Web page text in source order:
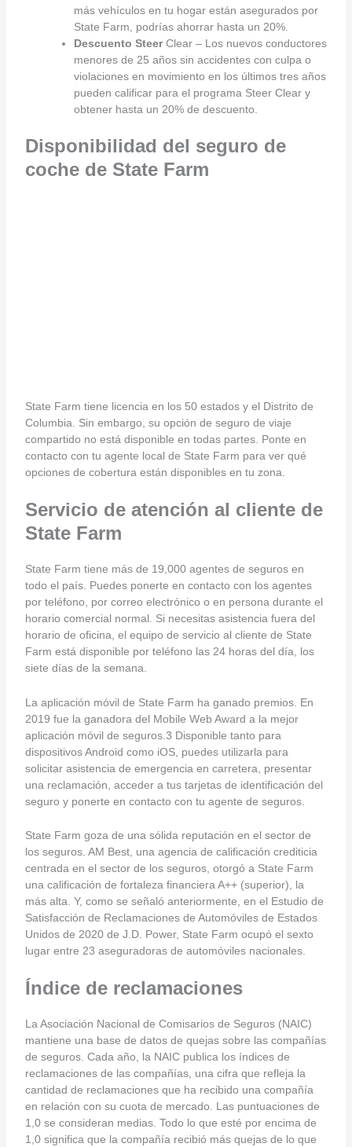
más vehículos en tu hogar están asegurados por
State Farm, podrías ahorrar hasta un 20%.
Descuento SteerClear – Los nuevos conductores
menores de 25 años sin accidentes con culpa o
violaciones en movimiento en los últimos tres años
pueden calificar para el programa Steer Clear y
obtener hasta un 20% de descuento.
Disponibilidad del seguro de
coche de State Farm
State Farm tiene licencia en los 50 estados y el Distrito de
Columbia. Sin embargo, su opción de seguro de viaje
compartido no está disponible en todas partes. Ponte en
contacto con tu agente local de State Farm para ver qué
opciones de cobertura están disponibles en tu zona.
Servicio de atención al cliente de
State Farm
State Farm tiene más de 19,000 agentes de seguros en
todo el país. Puedes ponerte en contacto con los agentes
por teléfono, por correo electrónico o en persona durante el
horario comercial normal. Si necesitas asistencia fuera del
horario de oficina, el equipo de servicio al cliente de State
Farm está disponible por teléfono las 24 horas del día, los
siete días de la semana.
La aplicación móvil de State Farm ha ganado premios. En
2019 fue la ganadora del Mobile Web Award a la mejor
aplicación móvil de seguros.3 Disponible tanto para
dispositivos Android como iOS, puedes utilizarla para
solicitar asistencia de emergencia en carretera, presentar
una reclamación, acceder a tus tarjetas de identificación del
seguro y ponerte en contacto con tu agente de seguros.
State Farm goza de una sólida reputación en el sector de
los seguros. AM Best, una agencia de calificación crediticia
centrada en el sector de los seguros, otorgó a State Farm
una calificación de fortaleza financiera A++ (superior), la
más alta. Y, como se señaló anteriormente, en el Estudio de
Satisfacción de Reclamaciones de Automóviles de Estados
Unidos de 2020 de J.D. Power, State Farm ocupó el sexto
lugar entre 23 aseguradoras de automóviles nacionales.
Índice de reclamaciones
La Asociación Nacional de Comisarios de Seguros (NAIC)
mantiene una base de datos de quejas sobre las compañías
de seguros. Cada año, la NAIC publica los índices de
reclamaciones de las compañías, una cifra que refleja la
cantidad de reclamaciones que ha recibido una compañía
en relación con su cuota de mercado. Las puntuaciones de
1,0 se consideran medias. Todo lo que esté por encima de
1,0 significa que la compañía recibió más quejas de lo que